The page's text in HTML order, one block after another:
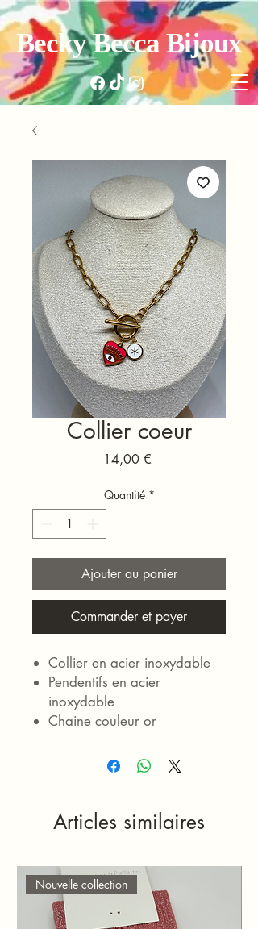
Becky Becca Bijoux
Collier coeur
14,00 €Prix
Quantité *
Ajouter au panier
Commander et payer
Collier en acier inoxydable
Pendentifs en acier
inoxydable
Chaine couleur or
Articles similaires
Nouvelle collection